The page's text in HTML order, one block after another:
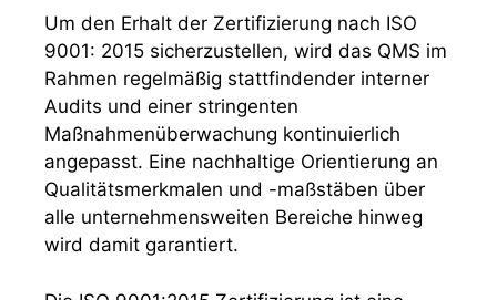
Um den Erhalt der Zertifizierung nach ISO
9001: 2015 sicherzustellen, wird das QMS im
Rahmen regelmäßig stattfindender interner
Audits und einer stringenten
Maßnahmenüberwachung kontinuierlich
angepasst. Eine nachhaltige Orientierung an
Qualitätsmerkmalen und -maßstäben über
alle unternehmensweiten Bereiche hinweg
wird damit garantiert.